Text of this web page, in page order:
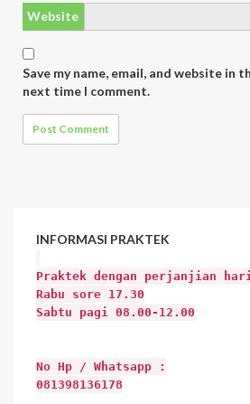
Website
Save my name, email, and website in
next time I comment.
INFORMASI PRAKTEK
Praktek dengan perjanjian hari
Rabu sore 17.30
Sabtu pagi 08.00-12.00
No Hp / Whatsapp :
081398136178